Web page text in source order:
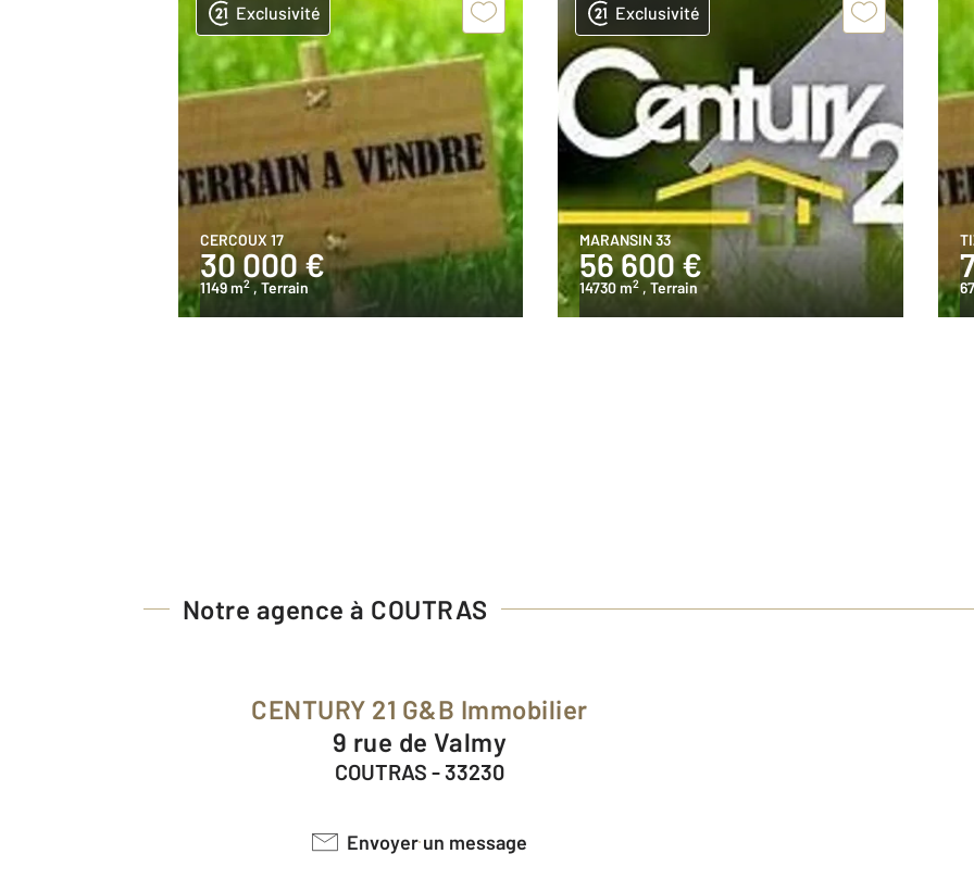
Exclusivité
CERCOUX 17
30 000 €
1149 m2 , Terrain
Exclusivité
MARANSIN 33
56 600 €
14730 m2 , Terrain
Notre agence à COUTRAS
CENTURY 21 G&B Immobilier
9 rue de Valmy
COUTRAS - 33230
Envoyer un message